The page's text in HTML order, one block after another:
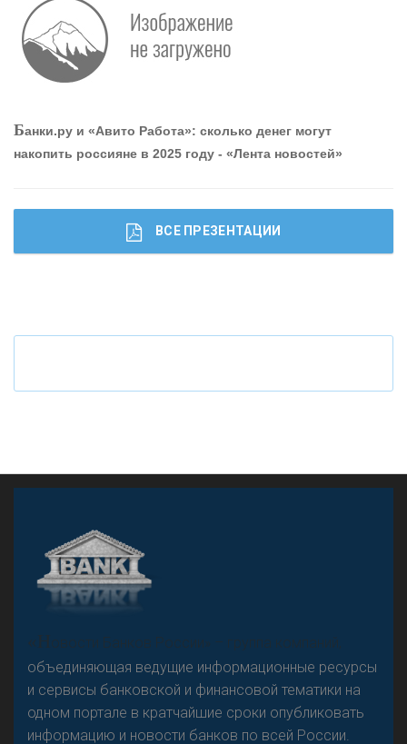
привлечь и удержать персонал - «Интервью»
Резкого разворота на рынке автокредитов не
предвидится - «Интервью»
Что будет с наличными деньгами при цифровом
Банки.ру и «Авито Работа»: сколько денег могут
накопить россияне в 2025 году - «Лента новостей»
ВСЕ ПРЕЗЕНТАЦИИ
«Н
овости Банков России» – группа компаний,
объединяющая ведущие информационные ресурсы
и сервисы банковской и финансовой тематики на
одном портале в кратчайшие сроки опубликовать
информацию и новости банков по всей России.